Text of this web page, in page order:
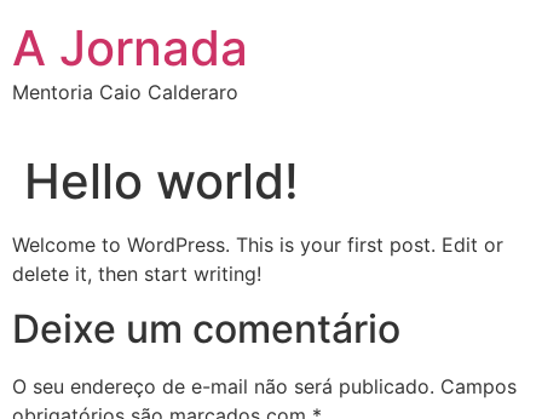
A Jornada
Mentoria Caio Calderaro
Hello world!
Welcome to WordPress. This is your first post. Edit or
delete it, then start writing!
Deixe um comentário
O seu endereço de e-mail não será publicado. Campos